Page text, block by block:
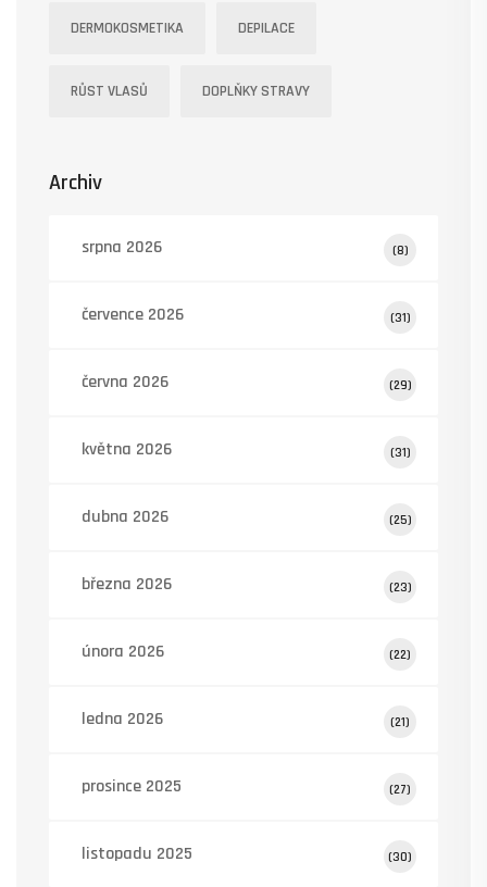
DERMOKOSMETIKA DEPILACE
RŮST VLASŮ DOPLŇKY STRAVY
Archiv
srpna 2026 (8)
července 2026 (31)
června 2026 (29)
května 2026 (31)
dubna 2026 (25)
března 2026 (23)
února 2026 (22)
ledna 2026 (21)
prosince 2025 (27)
listopadu 2025 (30)